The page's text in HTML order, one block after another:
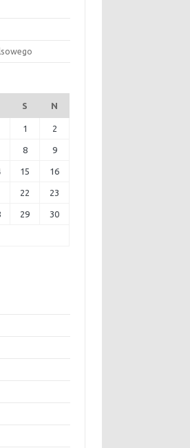
S N
1 2
8 9
15 16
22 23
29 30